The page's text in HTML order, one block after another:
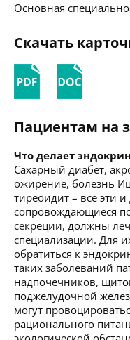
Основная
Скачать
Пациентам на
Что делает
Сахарный диабет,
ожирение, болезнь
тиреоидит – все эти
сопровождающиеся
секреции, должны
специализации. Для
обратиться к
таких заболеваний
надпочечников,
поджелудочной
могут
рационального